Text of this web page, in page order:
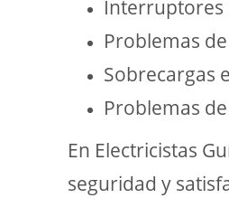
Interruptores
Problemas
Sobrecargas
Problemas
En Electricistas
seguridad y